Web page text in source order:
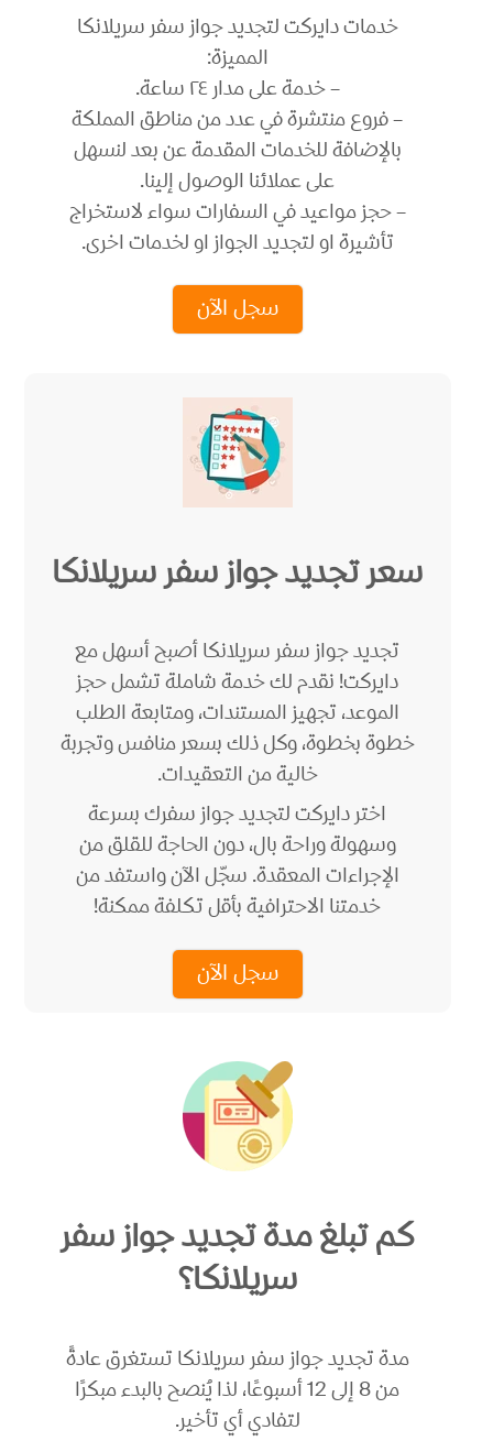
خدمات دايركت لتجديد جواز سفر سريلانكا
المميزة:
– خدمة على مدار ٢٤ ساعة.
– فروع منتشرة في عدد من مناطق المملكة
بالإضافة للخدمات المقدمة عن بعد لنسهل
على عملائنا الوصول إلينا.
– حجز مواعيد في السفارات سواء لاستخراج
تأشيرة او لتجديد الجواز او لخدمات اخرى.
سجل الآن
سعر تجديد جواز سفر سريلانكا
تجديد جواز سفر سريلانكا أصبح أسهل مع
دايركت! نقدم لك خدمة شاملة تشمل حجز
الموعد، تجهيز المستندات، ومتابعة الطلب
خطوة بخطوة، وكل ذلك بسعر منافس وتجربة
خالية من التعقيدات.
اختر دايركت لتجديد جواز سفرك بسرعة
وسهولة وراحة بال، دون الحاجة للقلق من
الإجراءات المعقدة. سجّل الآن واستفد من
خدمتنا الاحترافية بأقل تكلفة ممكنة!
سجل الآن
كم تبلغ مدة تجديد جواز سفر
سريلانكا؟
مدة تجديد جواز سفر سريلانكا تستغرق عادةً
من 8 إلى 12 أسبوعًا، لذا يُنصح بالبدء مبكرًا
لتفادي أي تأخير.